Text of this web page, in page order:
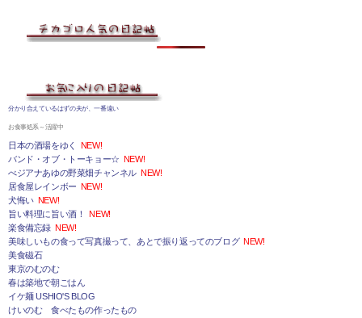
分かり合えているはずの夫が、一番遠い
お食事処系～活躍中
日本の酒場をゆく
NEW!
バンド・オブ・トーキョー☆ NEW!
べジアナあゆの野菜畑チャンネル NEW!
居食屋レインボー NEW!
犬悔い NEW!
旨い料理に旨い酒！
NEW!
楽食備忘録 NEW!
美味しいもの食って写真撮って、あとで振り返ってのブログ NEW!
美食磁石
東京のむのむ
春は築地で朝ごはん
イケ麺 USHIO'S BLOG
けいのむ 食べたもの作ったもの